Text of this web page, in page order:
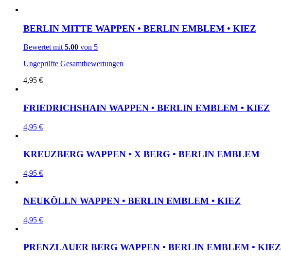
BERLIN MITTE WAPPEN • BERLIN EMBLEM • KIEZ
Bewertet mit 5.00 von 5
Ungeprüfte Gesamtbewertungen
4,95 €
FRIEDRICHSHAIN WAPPEN • BERLIN EMBLEM • KIEZ
4,95 €
KREUZBERG WAPPEN • X BERG • BERLIN EMBLEM
4,95 €
NEUKÖLLN WAPPEN • BERLIN EMBLEM • KIEZ
4,95 €
PRENZLAUER BERG WAPPEN • BERLIN EMBLEM • KIEZ